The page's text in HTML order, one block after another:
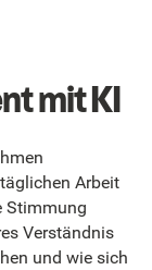
mit KI
Arbeit
Stimmung
Verständnis
und wie sich